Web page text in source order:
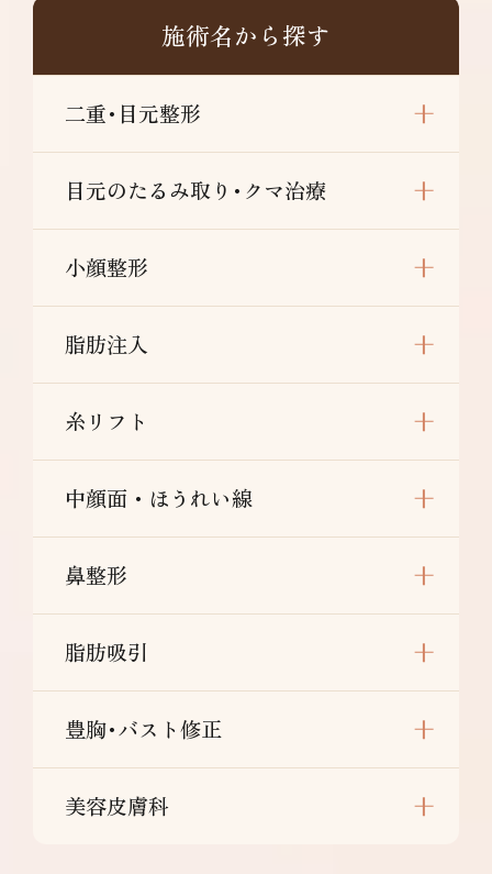
施術名から探す
二重･目元整形
目元のたるみ取り･クマ治療
小顔整形
脂肪注入
糸リフト
中顔面・ほうれい線
鼻整形
脂肪吸引
豊胸･バスト修正
美容皮膚科